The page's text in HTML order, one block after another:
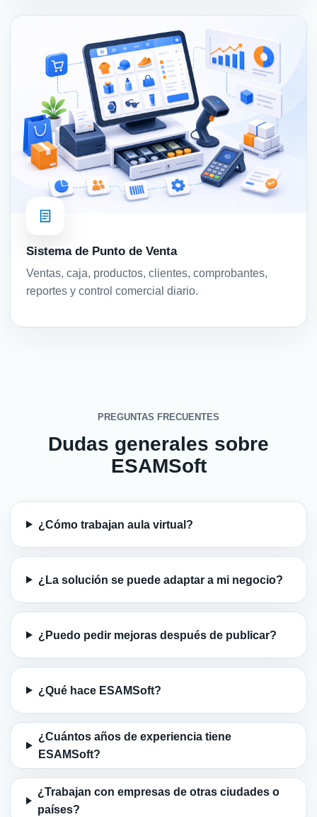
Sistema de Punto de Venta
Ventas, caja, productos, clientes, comprobantes,
reportes y control comercial diario.
PREGUNTAS FRECUENTES
Dudas generales sobre
ESAMSoft
¿Cómo trabajan aula virtual?
¿La solución se puede adaptar a mi negocio?
¿Puedo pedir mejoras después de publicar?
¿Qué hace ESAMSoft?
¿Cuántos años de experiencia tiene
ESAMSoft?
¿Trabajan con empresas de otras ciudades o
países?